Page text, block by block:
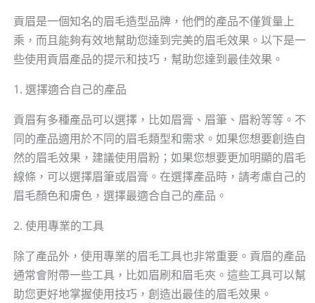
貢眉是一個知名的眉毛造型品牌，他們的產品不僅質量上
乘，而且能夠有效地幫助您達到完美的眉毛效果。以下是一
些使用貢眉產品的提示和技巧，幫助您達到最佳效果。
1. 選擇適合自己的產品
貢眉有多種產品可以選擇，比如眉膏、眉筆、眉粉等等。不
同的產品適用於不同的眉毛類型和需求。如果您想要創造自
然的眉毛效果，建議使用眉粉；如果您想要更加明顯的眉毛
線條，可以選擇眉筆或眉膏。在選擇產品時，請考慮自己的
眉毛顏色和膚色，選擇最適合自己的產品。
2. 使用專業的工具
除了產品外，使用專業的眉毛工具也非常重要。貢眉的產品
通常會附帶一些工具，比如眉刷和眉毛夾。這些工具可以幫
助您更好地掌握使用技巧，創造出最佳的眉毛效果。